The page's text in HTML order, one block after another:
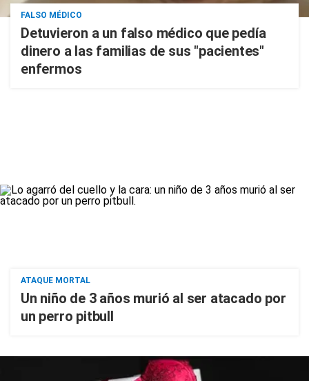
FALSO MÉDICO
Detuvieron a un falso médico que pedía
dinero a las familias de sus "pacientes"
enfermos
ATAQUE MORTAL
Un niño de 3 años murió al ser atacado por
un perro pitbull